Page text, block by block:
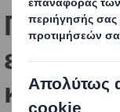
Πώς να
κυκλική